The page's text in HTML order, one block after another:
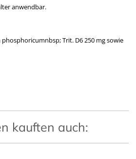
anwendbar.
Trit. D6 250 mg sowie
kauften auch: